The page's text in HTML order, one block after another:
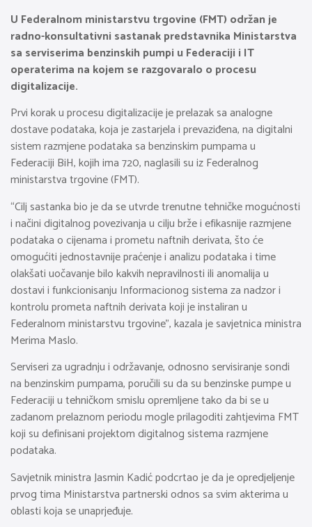
U Federalnom ministarstvu trgovine (FMT) održan je
radno-konsultativni sastanak predstavnika Ministarstva
sa serviserima benzinskih pumpi u Federaciji i IT
operaterima na kojem se razgovaralo o procesu
digitalizacije.
Prvi korak u procesu digitalizacije je prelazak sa analogne
dostave podataka, koja je zastarjela i prevaziđena, na digitalni
sistem razmjene podataka sa benzinskim pumpama u
Federaciji BiH, kojih ima 720, naglasili su iz Federalnog
ministarstva trgovine (FMT).
“Cilj sastanka bio je da se utvrde trenutne tehničke mogućnosti
i načini digitalnog povezivanja u cilju brže i efikasnije razmjene
podataka o cijenama i prometu naftnih derivata, što će
omogućiti jednostavnije praćenje i analizu podataka i time
olakšati uočavanje bilo kakvih nepravilnosti ili anomalija u
dostavi i funkcionisanju Informacionog sistema za nadzor i
kontrolu prometa naftnih derivata koji je instaliran u
Federalnom ministarstvu trgovine”, kazala je savjetnica ministra
Merima Maslo.
Serviseri za ugradnju i održavanje, odnosno servisiranje sondi
na benzinskim pumpama, poručili su da su benzinske pumpe u
Federaciji u tehničkom smislu opremljene tako da bi se u
zadanom prelaznom periodu mogle prilagoditi zahtjevima FMT
koji su definisani projektom digitalnog sistema razmjene
podataka.
Savjetnik ministra Jasmin Kadić podcrtao je da je opredjeljenje
prvog tima Ministarstva partnerski odnos sa svim akterima u
oblasti koja se unaprjeđuje.